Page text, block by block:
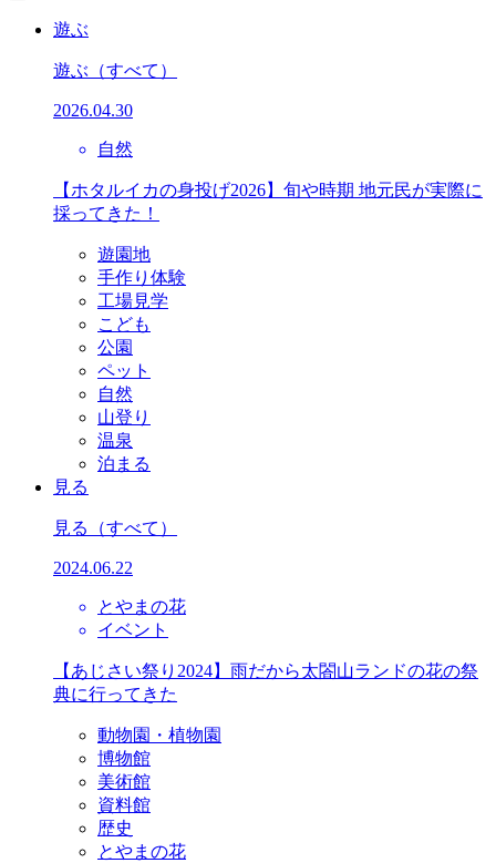
遊ぶ
遊ぶ （すべて）
2026.04.30
自然
【ホタルイカの身投げ2026】旬や時期 地元民が実際に
採ってきた！
遊園地
手作り体験
工場見学
こども
公園
ペット
自然
山登り
温泉
泊まる
見る
見る （すべて）
2024.06.22
とやまの花
イベント
【あじさい祭り2024】雨だから太閤山ランドの花の祭
典に行ってきた
動物園・植物園
博物館
美術館
資料館
歴史
とやまの花